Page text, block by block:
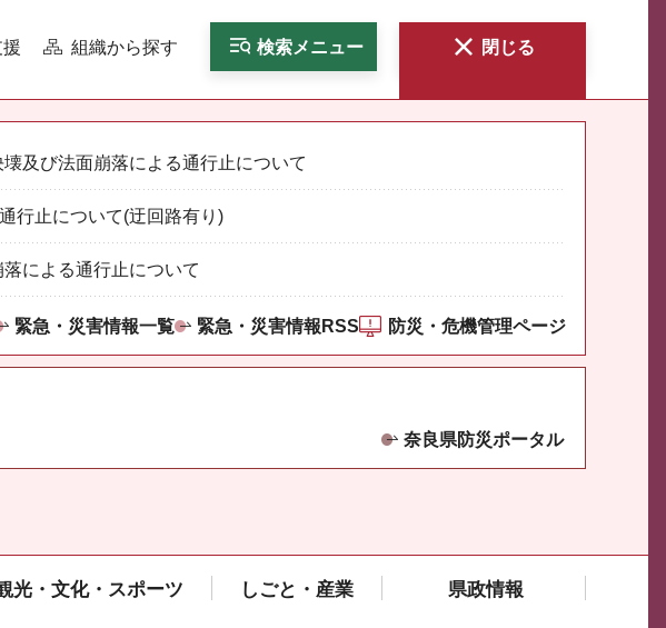
組織から探す 検索メニュー 閉じる
及び法面崩落による通行止について
行止について(迂回路有り)
による通行止について
緊急・災害情報一覧 緊急・災害情報RSS 防災・危機管理ページ
奈良県防災ポータル
光・文化・スポーツ しごと・産業 県政情報